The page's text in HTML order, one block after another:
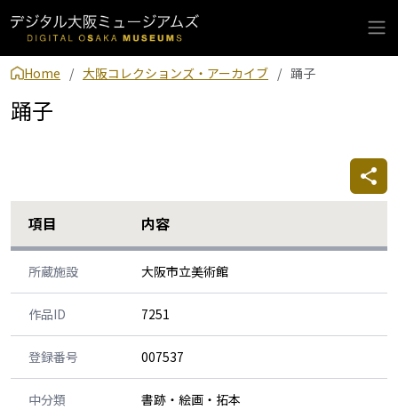
Home 大阪コレクションズ・アーカイブ 踊子
踊子
項目 内容
所蔵施設 大阪市立美術館
作品ID 7251
登録番号 007537
中分類 書跡・絵画・拓本